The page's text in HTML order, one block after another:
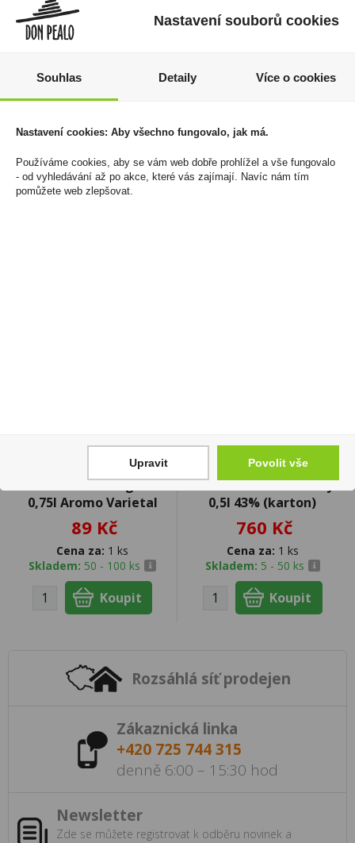
Dutinky Camel 200ks
43 Kč
Cena za:1 ks
Zapalovač Clipper
CMP11R Silver+Giftbox
150 Kč
Cabernet Sauvignon
0,75l Aromo Varietal
89 Kč
Cena za: 1 ks
Skladem: 50 - 100 ks
Gin Pálava London Dry
0,5l 43% (karton)
760 Kč
Cena za: 1 ks
Skladem: 5 - 50 ks
Rozsáhlá síť prodejen
Zákaznická linka
+420 725 744 315
denně 6:00 – 15:30 hod
Newsletter
Zde se můžete registrovat k odběru novinek a
Nastavení souborů cookies
Souhlas Detaily Více o cookies
Nastavení cookies: Aby všechno fungovalo, jak má.
Používáme cookies, aby se vám web dobře prohlížel a vše fungovalo
- od vyhledávání až po akce, které vás zajímají. Navíc nám tím
pomůžete web zlepšovat.
Upravit Povolit vše